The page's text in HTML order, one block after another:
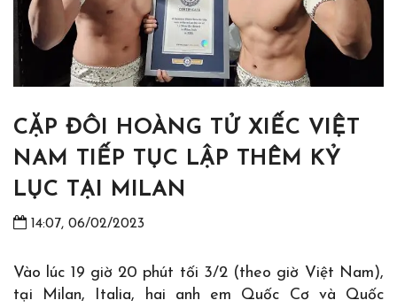
CẶP ĐÔI HOÀNG TỬ XIẾC VIỆT
NAM TIẾP TỤC LẬP THÊM KỶ
LỤC TẠI MILAN
14:07, 06/02/2023
Vào lúc 19 giờ 20 phút tối 3/2 (theo giờ Việt Nam),
tại Milan, Italia, hai anh em Quốc Cơ và Quốc